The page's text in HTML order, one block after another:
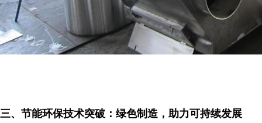
三、节能环保技术突破：绿色制造，助力可持续发展